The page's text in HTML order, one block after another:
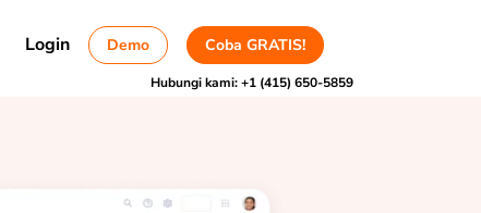
Login Demo Coba GRATIS!
Hubungi kami:+1 (415) 650-5859